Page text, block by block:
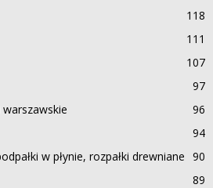
118
111
107
97
96
94
w płynie, rozpałki drewniane 90
89